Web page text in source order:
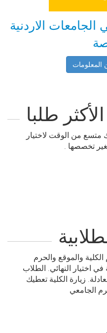
الاردنية
المعلومات
طلبا
من الوقت لاختيار
تخصصها .
والموقع والحرم
اختيار النهائي. الطلاب
زيارة الكلية تعطيك
الجامعي